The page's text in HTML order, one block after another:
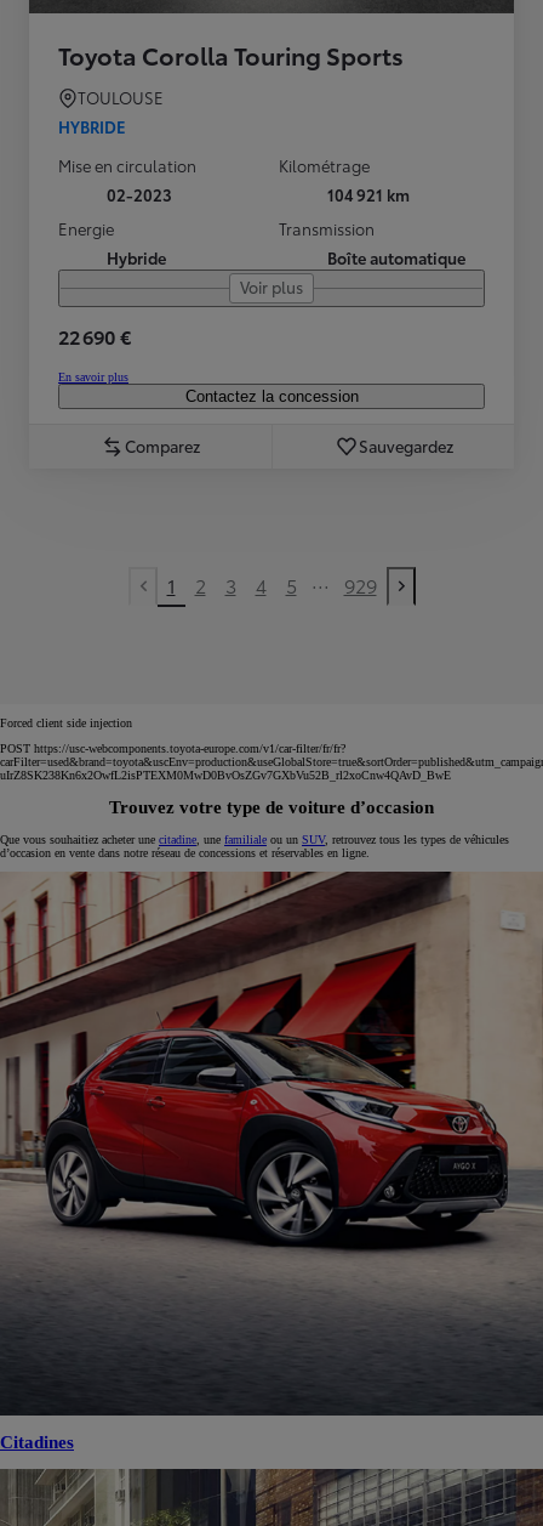
Toyota Corolla Touring Sports
TOULOUSE
HYBRIDE
Mise en circulation
02-2023
Kilométrage
104 921 km
Energie
Hybride
Transmission
Boîte automatique
Voir plus
22 690 €
En savoir plus
Contactez la concession
Comparez Sauvegardez
Previous page
1 2 3 4 5 ... 929
Next page
Forced client side injection
POST https://usc-webcomponents.toyota-europe.com/v1/car-filter/fr/fr?
uIrZ8SK238Kn6x2OwfL2isPTEXM0MwD0BvOsZGv7GXbVu52B_rl2xoCnw4QAvD_BwE
Trouvez votre type de voiture d’occasion
Que vous souhaitiez acheter une citadine , une familiale ou un SUV, retrouvez tous les types de véhicules
d’occasion en vente dans notre réseau de concessions et réservables en ligne.
Citadines